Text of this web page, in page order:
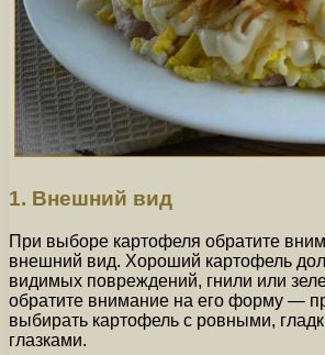
1. Внешний вид
При выборе картофеля обратите
внешний вид. Хороший картофель
видимых повреждений, гнили или
обратите внимание на его форму —
выбирать картофель с ровными,
глазками.